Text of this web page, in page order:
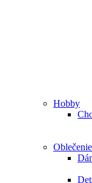
Hobby